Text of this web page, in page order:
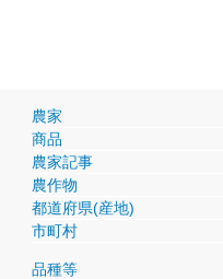
農家
商品
農家記事
農作物
都道府県(産地)
市町村
品種等